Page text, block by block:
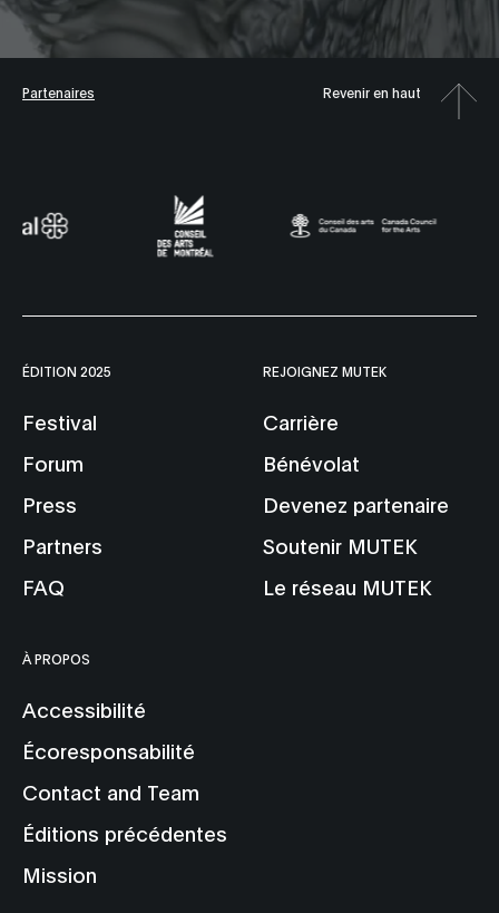
Partenaires Revenir en haut
ÉDITION 2025
Festival
Forum
Press
Partners
FAQ
REJOIGNEZ MUTEK
Carrière
Bénévolat
Devenez partenaire
Soutenir MUTEK
Le réseau MUTEK
À PROPOS
Accessibilité
Écoresponsabilité
Contact and Team
Éditions précédentes
Mission